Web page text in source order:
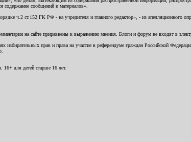
содержание сообщений и материалов».
ч.2 ст.152 ГК РФ - на учредителя и главного редактор», - из апелляционного
на сайте приравнены к выражению мнения. Блоги и форум не входят в
прав и права на участие в референдуме граждан Российской
для детей старше 16 лет.